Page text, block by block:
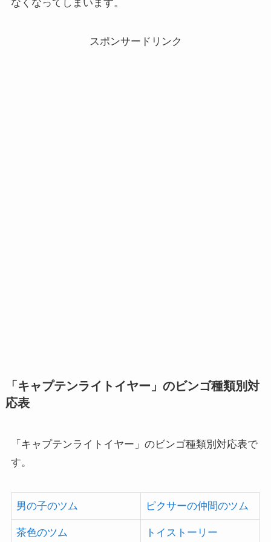
なくなってしまいます。
スポンサードリンク
「キャプテンライトイヤー」のビンゴ種類別対
応表
「キャプテンライトイヤー」のビンゴ種類別対応表で
す。
男の子のツム ピクサーの仲間のツム
茶色のツム トイストーリー